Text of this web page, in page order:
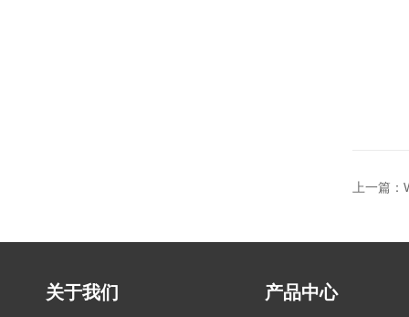
上一篇：
关于我们 产品中心